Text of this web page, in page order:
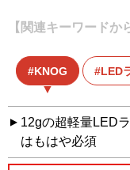
【関連キーワードか
KNOG LED
12gの超軽量LED
はもはや必須